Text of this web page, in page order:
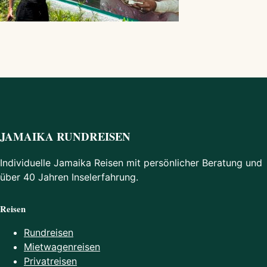
JAMAIKA RUNDREISEN
Individuelle Jamaika Reisen mit persönlicher Beratung und
über 40 Jahren Inselerfahrung.
Reisen
Rundreisen
Mietwagenreisen
Privatreisen